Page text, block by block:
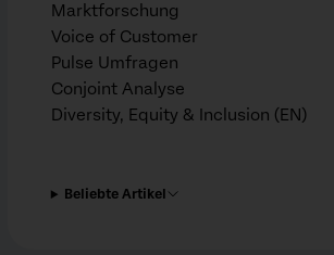
Marktforschung
Voice of Customer
Pulse Umfragen
Conjoint Analyse
Diversity, Equity & Inclusion (EN)
Beliebte Artikel